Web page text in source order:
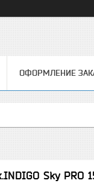
ОФОРМЛЕНИЕ
Sky